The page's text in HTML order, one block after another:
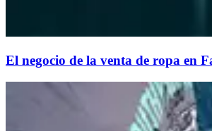
El negocio de la venta de ropa en